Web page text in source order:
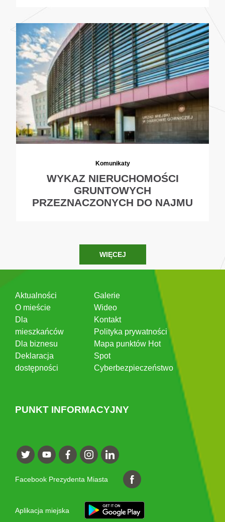
Komunikaty
WYKAZ NIERUCHOMOŚCI
GRUNTOWYCH
PRZEZNACZONYCH DO NAJMU
WIĘCEJ
Aktualności
O mieście
Dla
mieszkańców
Dla biznesu
Deklaracja
dostępności
Galerie
Wideo
Kontakt
Polityka prywatności
Mapa punktów Hot
Spot
Cyberbezpieczeństwo
PUNKT INFORMACYJNY
Facebook Prezydenta Miasta
Aplikacja miejska